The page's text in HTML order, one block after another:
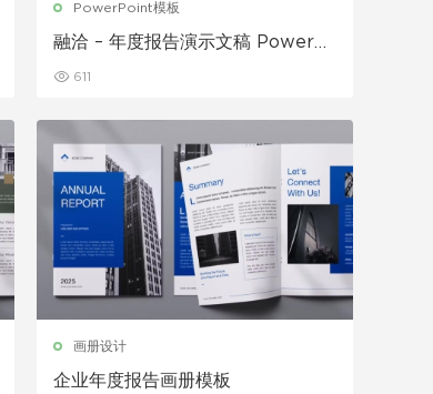
PowerPoint模板
融洽 – 年度报告演示文稿 PowerP
611
画册设计
企业年度报告画册模板